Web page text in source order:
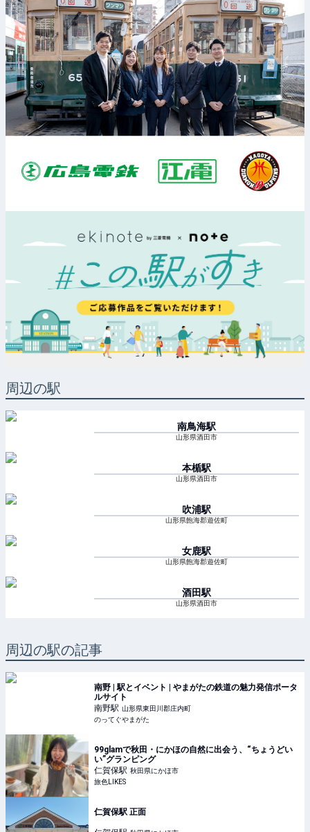
周辺の駅
南鳥海駅
山形県酒田市
本楯駅
山形県酒田市
吹浦駅
山形県飽海郡遊佐町
女鹿駅
山形県飽海郡遊佐町
酒田駅
山形県酒田市
周辺の駅の記事
南野 | 駅とイベント | やまがたの鉄道の魅力発信ポータ
ルサイト
南野駅 山形県東田川郡庄内町
のってぐやまがた
99glamで秋田・にかほの自然に出会う、“ちょうどい
い”グランピング
仁賀保駅 秋田県にかほ市
旅色LIKES
仁賀保駅 正面